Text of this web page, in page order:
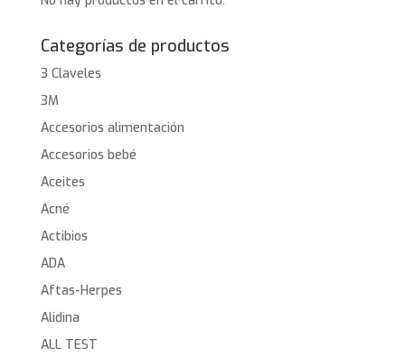
Categorías de productos
3 Claveles
3M
Accesorios alimentación
Accesorios bebé
Aceites
Acné
Actibios
ADA
Aftas-Herpes
Alidina
ALL TEST